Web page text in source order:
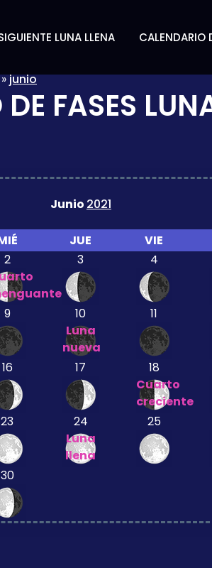
LUNA LLENA CALENDARIO
junio
FASES
Junio 2021
JUE VIE
2
3 4
9
10
Luna
nueva
11
16 17
18
Cuarto
creciente
23
24
Luna
llena
25
30